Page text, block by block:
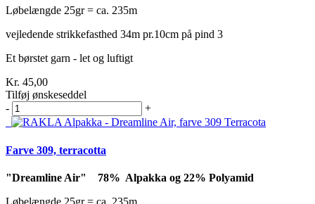
Løbelængde 25gr = ca. 235m
vejledende strikkefasthed 34m pr.10cm på pind 3
Et børstet garn - let og luftigt
Kr. 45,00
Tilføj ønskeseddel
-
+
Farve 309, terracotta
"Dreamline Air" 78% Alpakka og 22% Polyamid
Løbelængde 25gr = ca. 235m